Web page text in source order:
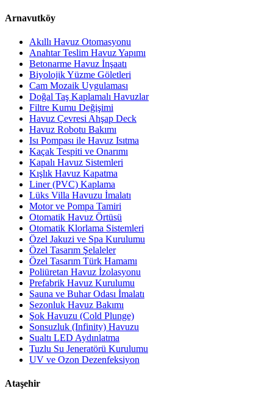
Arnavutköy
Akıllı Havuz Otomasyonu
Anahtar Teslim Havuz Yapımı
Betonarme Havuz İnşaatı
Biyolojik Yüzme Göletleri
Cam Mozaik Uygulaması
Doğal Taş Kaplamalı Havuzlar
Filtre Kumu Değişimi
Havuz Çevresi Ahşap Deck
Havuz Robotu Bakımı
Isı Pompası ile Havuz Isıtma
Kaçak Tespiti ve Onarımı
Kapalı Havuz Sistemleri
Kışlık Havuz Kapatma
Liner (PVC) Kaplama
Lüks Villa Havuzu İmalatı
Motor ve Pompa Tamiri
Otomatik Havuz Örtüsü
Otomatik Klorlama Sistemleri
Özel Jakuzi ve Spa Kurulumu
Özel Tasarım Şelaleler
Özel Tasarım Türk Hamamı
Poliüretan Havuz İzolasyonu
Prefabrik Havuz Kurulumu
Sauna ve Buhar Odası İmalatı
Sezonluk Havuz Bakımı
Şok Havuzu (Cold Plunge)
Sonsuzluk (Infinity) Havuzu
Sualtı LED Aydınlatma
Tuzlu Su Jeneratörü Kurulumu
UV ve Ozon Dezenfeksiyon
Ataşehir